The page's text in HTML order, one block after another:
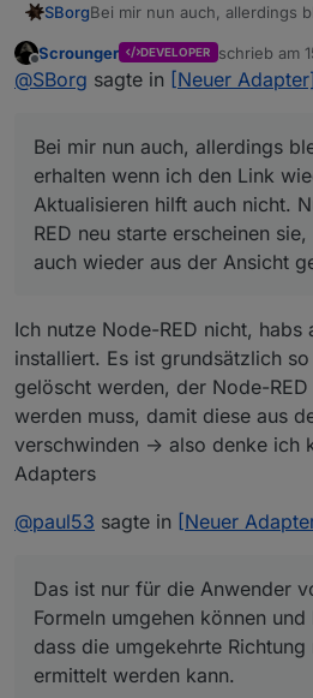
SBorgBei mir nun auch, allerdings
hilft auch nicht. Nur wenn ich
erscheinen sie, bzw. werden
Offline
Scrounger DEVELOPER schrieb am
zuletzt
@SBorg sagte in [Neuer
Bei mir nun auch, allerdings
erhalten wenn ich den Link
Aktualisieren hilft auch nicht.
RED neu starte erscheinen
auch wieder aus der Ansicht
Ich nutze Node-RED nicht, habs
installiert. Es ist grundsätzlich
gelöscht werden, der Node-
werden muss, damit diese aus
verschwinden -> also denke ich
Adapters
@paul53 sagte in [Neuer
Das ist nur für die Anwender
Formeln umgehen können
dass die umgekehrte
ermittelt werden kann.